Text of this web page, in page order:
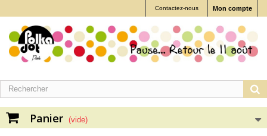
Mon compte
Contactez-nous
Panier (vide)